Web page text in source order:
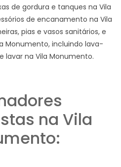
de gordura e tanques na Vila
de encanamento na Vila
pias e vasos sanitários, e
Monumento, incluindo lava-
lavar na Vila Monumento.
na Vila